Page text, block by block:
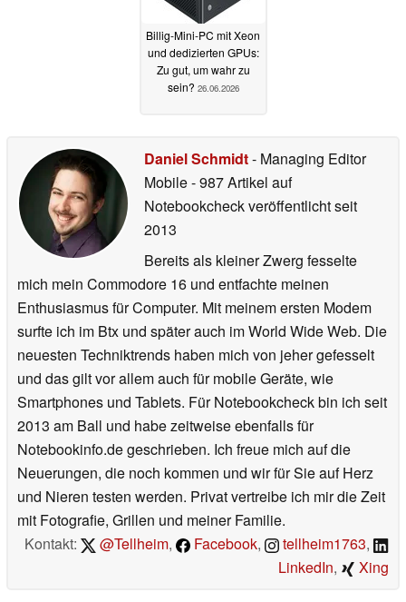
Billig-Mini-PC mit Xeon
und dedizierten GPUs:
Zu gut, um wahr zu
sein? 26.06.2026
Daniel Schmidt- Managing Editor
Mobile- 987 Artikel auf
Notebookcheck veröffentlichtseit
2013
Bereits als kleiner Zwerg fesselte
mich mein Commodore 16 und entfachte meinen
Enthusiasmus für Computer. Mit meinem ersten Modem
surfte ich im Btx und später auch im World Wide Web. Die
neuesten Techniktrends haben mich von jeher gefesselt
und das gilt vor allem auch für mobile Geräte, wie
Smartphones und Tablets. Für Notebookcheck bin ich seit
2013 am Ball und habe zeitweise ebenfalls für
Notebookinfo.de geschrieben. Ich freue mich auf die
Neuerungen, die noch kommen und wir für Sie auf Herz
und Nieren testen werden. Privat vertreibe ich mir die Zeit
mit Fotografie, Grillen und meiner Familie.
Kontakt:
@Tellheim, Facebook, tellheim1763,
LinkedIn, Xing